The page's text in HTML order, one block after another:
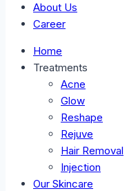
About Us
Career
Home
Treatments
Acne
Glow
Reshape
Rejuve
Hair Removal
Injection
Our Skincare